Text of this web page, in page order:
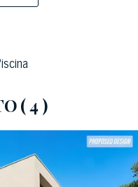
attraverso
è raffinato e
alla fluidità degli
che percorre
bagno di servizio e
del piano.
( 4 )